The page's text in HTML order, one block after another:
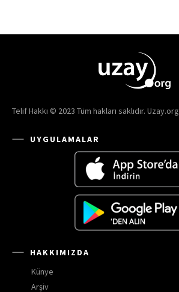
Telif Hakkı © 2023 Tüm hakları saklıdır. Uzay.org
UYGULAMALAR
HAKKIMIZDA
Künye
Arşiv